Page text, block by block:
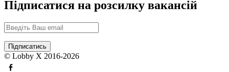
Підписатися на розсилку вакансій
© Lobby X 2016-2026